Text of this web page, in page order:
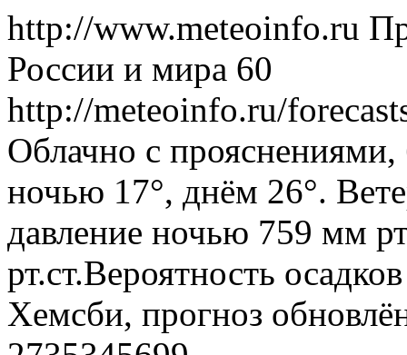
http://www.meteoinfo.ru
России и мира 60
http://meteoinfo.ru/
Облачно с прояснениями,
ночью 17°, днём 26°.
давление ночью 759 мм
рт.ст.Вероятность
Хемсби, прогноз